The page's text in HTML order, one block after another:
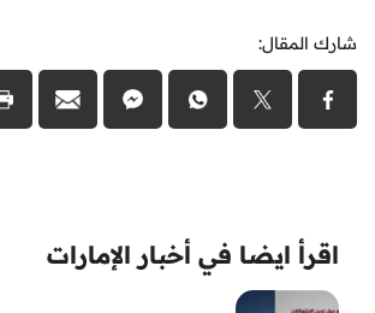
شارك المقال:
اقرأ ايضا في أخبار الإمارات